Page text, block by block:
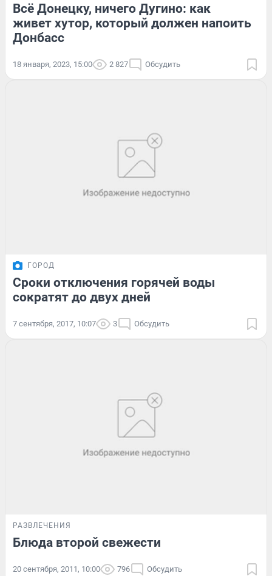
Всё Донецку, ничего Дугино: как
живет хутор, который должен напоить
Донбасс
18 января, 2023, 15:00 2 827 Обсудить
ГОРОД
Сроки отключения горячей воды
сократят до двух дней
7 сентября, 2017, 10:07 3 Обсудить
РАЗВЛЕЧЕНИЯ
Блюда второй свежести
20 сентября, 2011, 10:00 796 Обсудить